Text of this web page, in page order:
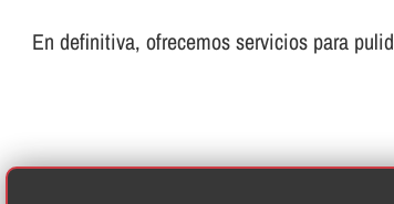
En definitiva, ofrecemos servicios para